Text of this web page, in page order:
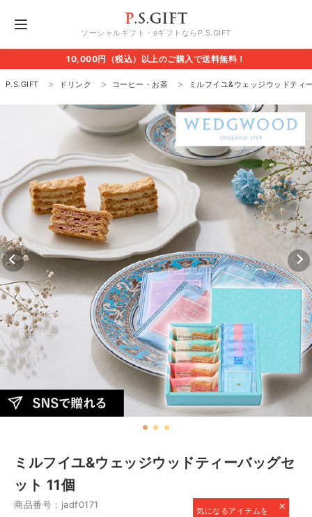
ソーシャルギフト・eギフトならP.S.GIFT
10,000円（税込）以上のご購入で送料無料！
P.S.GIFT ドリンク コーヒー・お茶 ミルフイユ&ウェッジウッドティ
ミルフイユ&ウェッジウッドティーバッグセ
ット 11個
商品番号：jadf0171 ×
気になるアイテムを